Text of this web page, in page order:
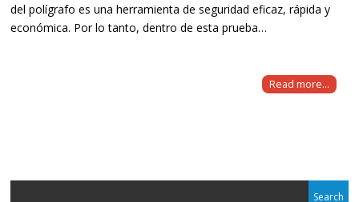
del polígrafo es una herramienta de seguridad eficaz, rápida y
económica. Por lo tanto, dentro de esta prueba…
Read more...